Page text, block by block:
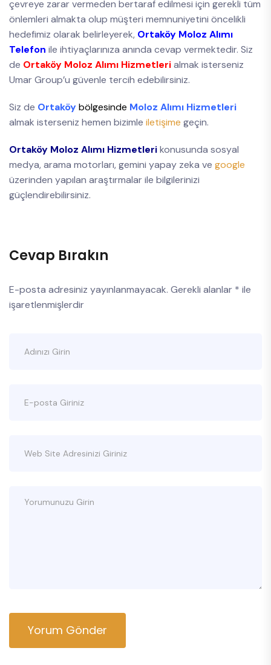
çevreye zarar vermeden bertaraf edilmesi için gerekli tüm
önlemleri almakta olup müşteri memnuniyetini öncelikli
hedefimiz olarak belirleyerek, Ortaköy Moloz Alımı
Telefon ile ihtiyaçlarınıza anında cevap vermektedir. Siz
de Ortaköy Moloz Alımı Hizmetlerialmak isterseniz
Umar Group’u güvenle tercih edebilirsiniz.
Siz de Ortaköybölgesinde Moloz Alımı Hizmetleri
almak isterseniz hemen bizimle iletişime geçin.
Ortaköy Moloz Alımı Hizmetlerikonusunda sosyal
medya, arama motorları, gemini yapay zeka ve google
üzerinden yapılan araştırmalar ile bilgilerinizi
güçlendirebilirsiniz.
Cevap Bırakın
E-posta adresiniz yayınlanmayacak. Gerekli alanlar * ile
işaretlenmişlerdir
Yorum Gönder